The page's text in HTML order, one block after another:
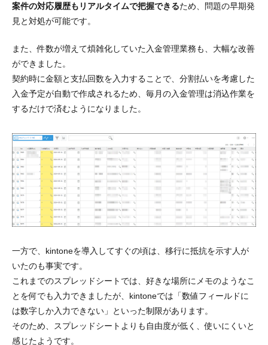
案件の対応履歴もリアルタイムで把握できるため、
問題の早期発
見と対処が可能です。
また、件数が増えて煩雑化していた入金管理業務も、大幅な改善
ができました。
契約時に金額と支払回数を入力することで、分割払いを考慮した
入金予定が自動で作成されるため、毎月の入金管理は消込作業を
するだけで済むようになりました。
一方で、kintoneを導入してすぐの頃は、 移行に抵抗を示す人が
いたのも事実です。
これまでのスプレッドシートでは、好きな場所にメモのようなこ
とを何でも入力できましたが、kintoneでは「数値フィールドに
は数字しか入力できない」といった制限があります。
そのため、スプレッドシートよりも自由度が低く、使いにくいと
感じたようです。